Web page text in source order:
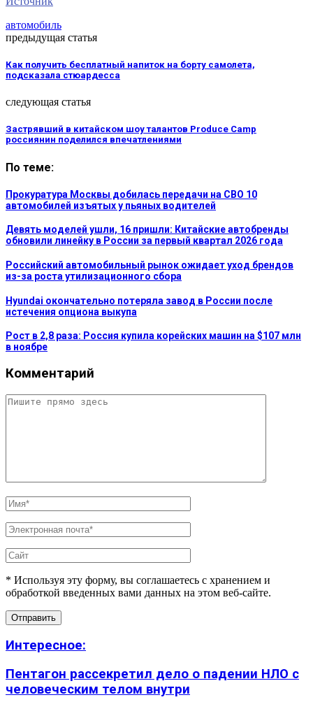
автомобиль
предыдущая статья
Как получить бесплатный напиток на борту самолета,
подсказала стюардесса
следующая статья
Застрявший в китайском шоу талантов Produce Camp
россиянин поделился впечатлениями
По теме:
Прокуратура Москвы добилась передачи на СВО 10
автомобилей изъятых у пьяных водителей
Девять моделей ушли, 16 пришли: Китайские автобренды
обновили линейку в России за первый квартал 2026 года
Российский автомобильный рынок ожидает уход брендов
из-за роста утилизационного сбора
Hyundai окончательно потеряла завод в России после
истечения опциона выкупа
Рост в 2,8 раза: Россия купила корейских машин на $107 млн
в ноябре
Комментарий
* Используя эту форму, вы соглашаетесь с хранением и
обработкой введенных вами данных на этом веб-сайте.
Интересное:
Пентагон рассекретил дело о падении НЛО с
человеческим телом внутри